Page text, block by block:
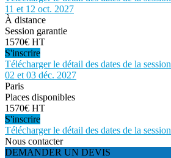
11 et 12 oct. 2027
À distance
Session garantie
1570€ HT
S'inscrire
Télécharger le détail des dates de la session
02 et 03 déc. 2027
Paris
Places disponibles
1570€ HT
S'inscrire
Télécharger le détail des dates de la session
Nous contacter
DEMANDER UN DEVIS